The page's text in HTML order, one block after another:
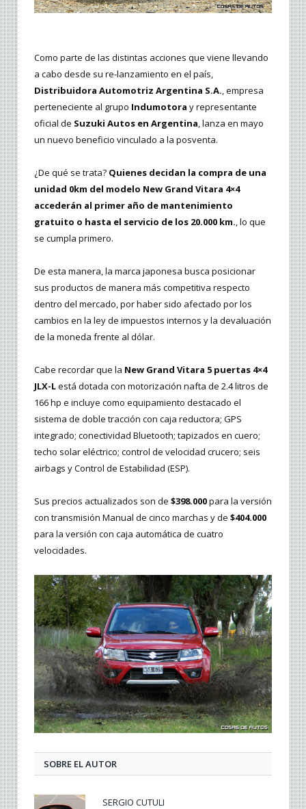
Como parte de las distintas acciones que viene llevando
a cabo desde su re-lanzamiento en el país,
Distribuidora Automotriz Argentina S.A. , empresa
perteneciente al grupo Indumotora y representante
oficial de Suzuki Autos en Argentina , lanza en mayo
un nuevo beneficio vinculado a la posventa.
¿De qué se trata? Quienes decidan la compra de una
unidad 0km del modelo New Grand Vitara 4×4
accederán al primer año de mantenimiento
gratuito o hasta el servicio de los 20.000 km., lo que
se cumpla primero.
De esta manera, la marca japonesa busca posicionar
sus productos de manera más competitiva respecto
dentro del mercado, por haber sido afectado por los
cambios en la ley de impuestos internos y la devaluación
de la moneda frente al dólar.
Cabe recordar que la New Grand Vitara 5 puertas 4×4
JLX-Lestá dotada con motorización nafta de 2.4 litros de
166 hp e incluye como equipamiento destacado el
sistema de doble tracción con caja reductora; GPS
integrado; conectividad Bluetooth; tapizados en cuero;
techo solar eléctrico; control de velocidad crucero; seis
airbags y Control de Estabilidad (ESP).
Sus precios actualizados son de $398.000para la versión
con transmisión Manual de cinco marchas y de $404.000
para la versión con caja automática de cuatro
velocidades.
SOBRE EL AUTOR
SERGIO CUTULI